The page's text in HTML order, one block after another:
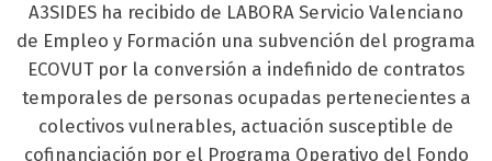
A3SIDES ha recibido de LABORA Servicio Valenciano
de Empleo y Formación una subvención del programa
ECOVUT por la conversión a indefinido de contratos
temporales de personas ocupadas pertenecientes a
colectivos vulnerables, actuación susceptible de
cofinanciación por el Programa Operativo del Fondo